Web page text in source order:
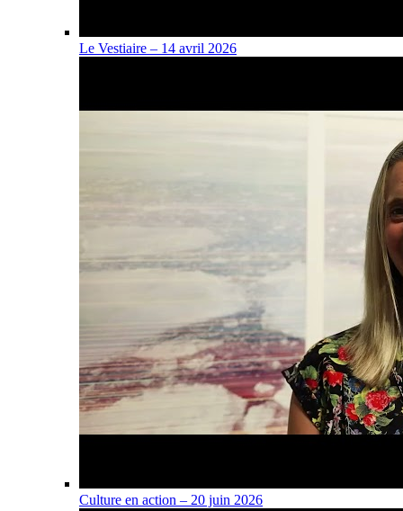
Le Vestiaire – 14 avril 2026
Culture en action – 20 juin 2026